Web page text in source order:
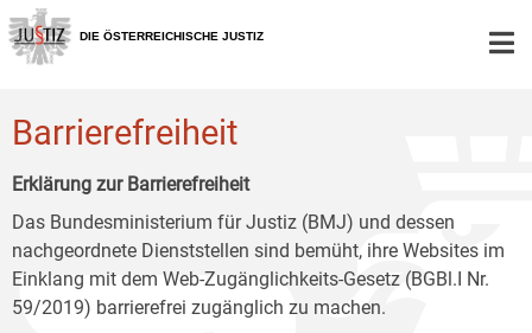
Zur
Hauptnavigation
[1]
Zum
Inhalt
[2]
Zum
Untermenü
[3]
DIE ÖSTERREICHISCHE JUSTIZ
Barrierefreiheit
Erklärung zur Barrierefreiheit
Das Bundesministerium für Justiz (BMJ) und dessen
nachgeordnete Dienststellen sind bemüht, ihre Websites im
Einklang mit dem Web-Zugänglichkeits-Gesetz (BGBl.I Nr.
59/2019) barrierefrei zugänglich zu machen.